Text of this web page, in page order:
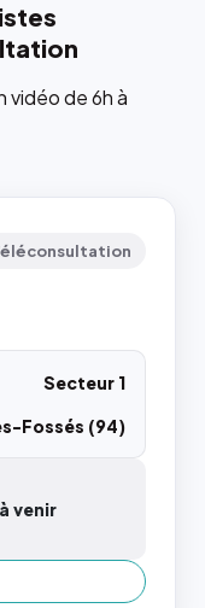
vidéo de 6h à
Secteur 1
Fossés (94)
venir